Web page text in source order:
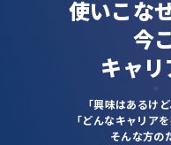
使いこな
今
キャリ
「興味はあるけ
「どんなキャリア
そんな方の